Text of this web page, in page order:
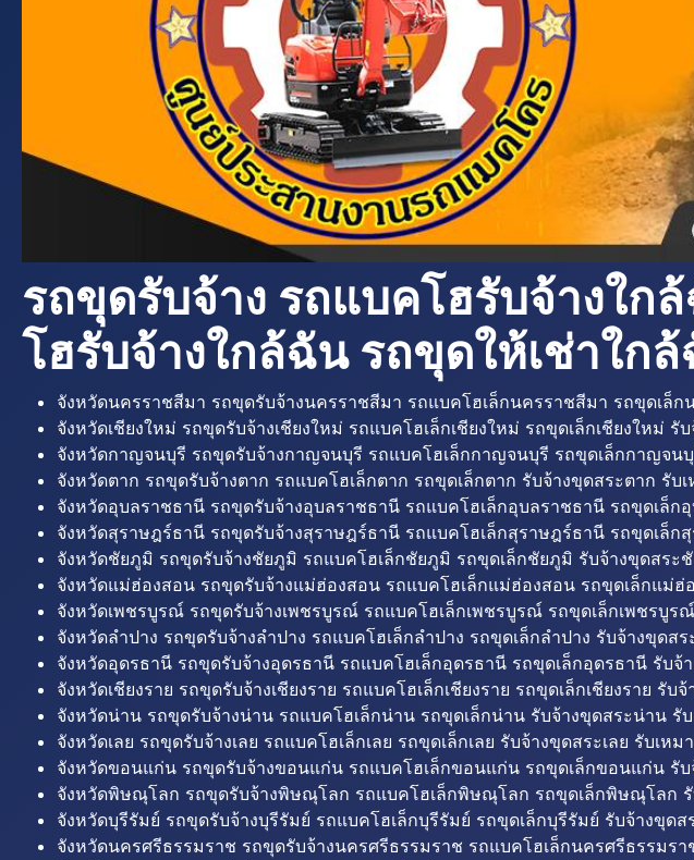
รถขุดรับจ้าง รถแบคโฮรับจ้างใก
โฮรับจ้างใกล้ฉัน รถขุดให้เช่าใก
จังหวัดนครราชสีมา รถขุดรับจ้างนครราชสีมา รถแบคโฮเล็กนครราชสีมา รถขุดเล็
จังหวัดเชียงใหม่ รถขุดรับจ้างเชียงใหม่ รถแบคโฮเล็กเชียงใหม่ รถขุดเล็กเชียงใหม่ รั
จังหวัดกาญจนบุรี รถขุดรับจ้างกาญจนบุรี รถแบคโฮเล็กกาญจนบุรี รถขุดเล็กกาญจ
จังหวัดตาก รถขุดรับจ้างตาก รถแบคโฮเล็กตาก รถขุดเล็กตาก รับจ้างขุดสระตาก รับ
จังหวัดอุบลราชธานี รถขุดรับจ้างอุบลราชธานี รถแบคโฮเล็กอุบลราชธานี รถขุดเล็
จังหวัดสุราษฎร์ธานี รถขุดรับจ้างสุราษฎร์ธานี รถแบคโฮเล็กสุราษฎร์ธานี รถขุดเล็
จังหวัดชัยภูมิ รถขุดรับจ้างชัยภูมิ รถแบคโฮเล็กชัยภูมิ รถขุดเล็กชัยภูมิ รับจ้างขุดสระ
จังหวัดแม่ฮ่องสอน รถขุดรับจ้างแม่ฮ่องสอน รถแบคโฮเล็กแม่ฮ่องสอน รถขุดเล็กแม่
จังหวัดเพชรบูรณ์ รถขุดรับจ้างเพชรบูรณ์ รถแบคโฮเล็กเพชรบูรณ์ รถขุดเล็กเพชรบู
จังหวัดลำปาง รถขุดรับจ้างลำปาง รถแบคโฮเล็กลำปาง รถขุดเล็กลำปาง รับจ้างขุดส
จังหวัดอุดรธานี รถขุดรับจ้างอุดรธานี รถแบคโฮเล็กอุดรธานี รถขุดเล็กอุดรธานี รับ
จังหวัดเชียงราย รถขุดรับจ้างเชียงราย รถแบคโฮเล็กเชียงราย รถขุดเล็กเชียงราย รับ
จังหวัดน่าน รถขุดรับจ้างน่าน รถแบคโฮเล็กน่าน รถขุดเล็กน่าน รับจ้างขุดสระน่าน รั
จังหวัดเลย รถขุดรับจ้างเลย รถแบคโฮเล็กเลย รถขุดเล็กเลย รับจ้างขุดสระเลย รับเหม
จังหวัดขอนแก่น รถขุดรับจ้างขอนแก่น รถแบคโฮเล็กขอนแก่น รถขุดเล็กขอนแก่น รั
จังหวัดพิษณุโลก รถขุดรับจ้างพิษณุโลก รถแบคโฮเล็กพิษณุโลก รถขุดเล็กพิษณุโลก
จังหวัดบุรีรัมย์ รถขุดรับจ้างบุรีรัมย์ รถแบคโฮเล็กบุรีรัมย์ รถขุดเล็กบุรีรัมย์ รับจ้างขุด
จังหวัดนครศรีธรรมราช รถขุดรับจ้างนครศรีธรรมราช รถแบคโฮเล็กนครศรีธรรม